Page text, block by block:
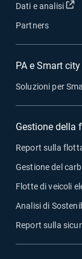
Dati e analisi
Partners
PA e Smart city
Soluzioni per
Gestione della
Report sulla
Gestione del
Flotte di veicoli
Analisi di
Report sulla